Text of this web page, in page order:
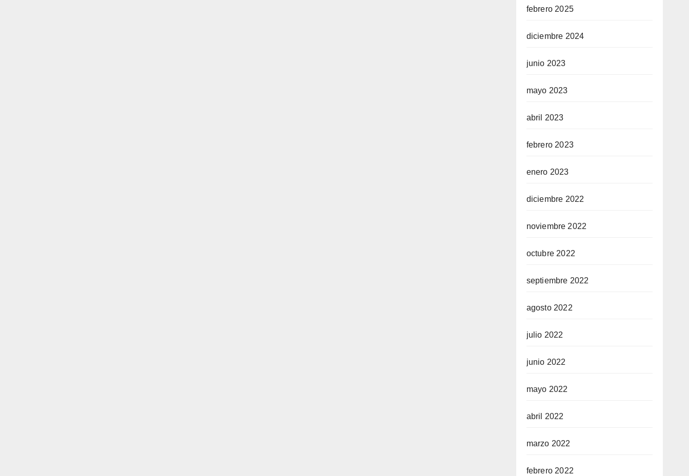
febrero 2025
diciembre 2024
junio 2023
mayo 2023
abril 2023
febrero 2023
enero 2023
diciembre 2022
noviembre 2022
octubre 2022
septiembre 2022
agosto 2022
julio 2022
junio 2022
mayo 2022
abril 2022
marzo 2022
febrero 2022